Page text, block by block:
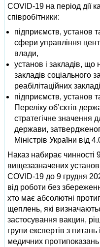
COVID-19 на період дії
співробітники:
підприємств, установ
сфери управління
влади,
установ і закладів, що
закладів соціального
реабілітаційних
підприємств, установ
Переліку об’єктів
стратегічне значення
держави,
Міністрів України від
Наказ набирає чинності
вищезазначених
COVID-19 до 9 грудня
від роботи без
хто має абсолютні
щеплень, які
застосування вакцин,
групи експертів з
медичних